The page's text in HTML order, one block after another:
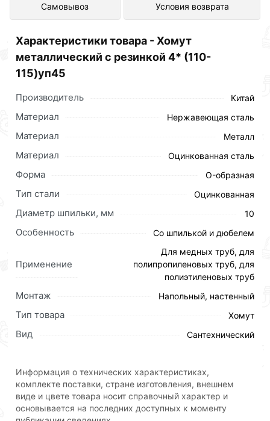
Самовывоз Условия возврата
интернет-магазине Сантехника по
Сантехнические хомуты применяются для монтажа
трубопроводов любой конфигурации, для крепления
водоснабжения, канализации и отопления, при
прокладке систем вентиляции и
кондиционирования.
Характеристики товара - Хомут
металлический с резинкой 4* (110-
115)уп45
Производитель Китай
Материал Нержавеющая сталь
Материал Металл
Материал Оцинкованная сталь
Форма O-образная
Тип стали Оцинкованная
Диаметр шпильки, мм 10
Особенность Со шпилькой и дюбелем
Применение
Для медных труб, для
полипропиленовых труб, для
полиэтиленовых труб
Монтаж Напольный, настенный
Тип товара Хомут
Вид Сантехнический
Информация о технических характеристиках,
комплекте поставки, стране изготовления, внешнем
виде и цвете товара носит справочный характер и
основывается на последних доступных к моменту